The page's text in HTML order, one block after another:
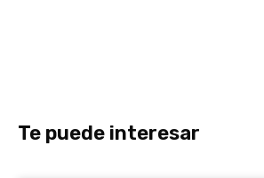
Te puede interesar